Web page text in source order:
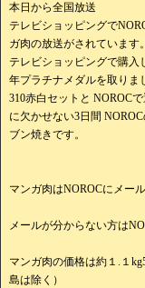
本日から全国放送
テレビショッピングで
ガ肉の放送がされています。
テレビショッピングで購入
年プラチナメダルを取りま
310赤白セットと NOROC
に欠かせない3日間
ブン焼きです。
マンガ肉はNOROCにメー
メールが分からない方は
マンガ肉の価格は約１.１
島は除く）